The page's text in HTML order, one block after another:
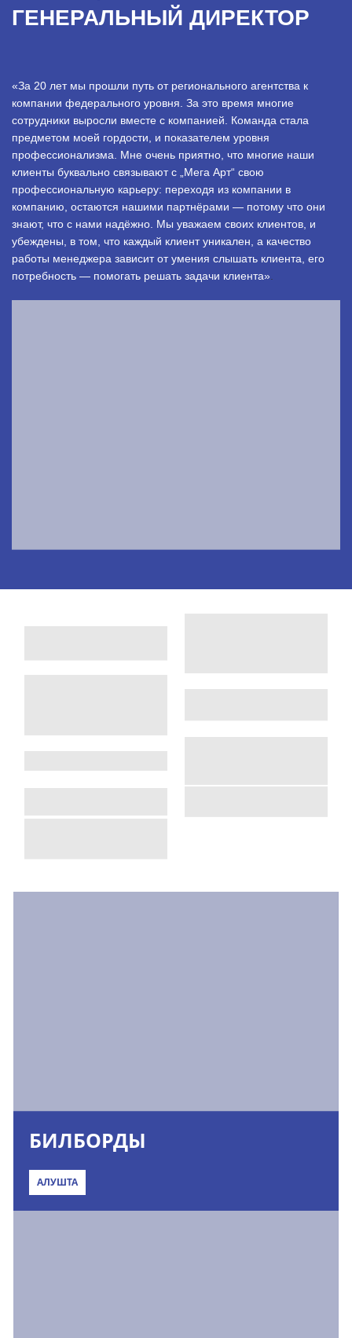
ГЕНЕРАЛЬНЫЙ ДИРЕКТОР
«За 20 лет мы прошли путь от регионального агентства к
компании федерального уровня. За это время многие
сотрудники выросли вместе с компанией. Команда стала
предметом моей гордости, и показателем уровня
профессионализма. Мне очень приятно, что многие наши
клиенты буквально связывают с „Мега Арт“ свою
профессиональную карьеру: переходя из компании в
компанию, остаются нашими партнёрами — потому что они
знают, что с нами надёжно. Мы уважаем своих клиентов, и
убеждены, в том, что каждый клиент уникален, а качество
работы менеджера зависит от умения слышать клиента, его
потребность — помогать решать задачи клиента»
БИЛБОРДЫ
АЛУШТА